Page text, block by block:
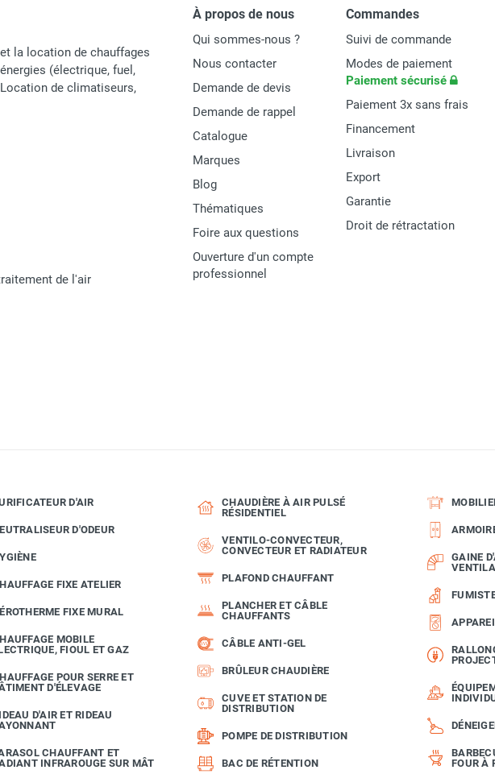
la location de chauffages
(électrique, fuel,
de climatiseurs,
de l'air
À propos de nous
Qui sommes-nous ?
Nous contacter
Demande de devis
Demande de rappel
Catalogue
Marques
Blog
Thématiques
Foire aux questions
Ouverture d'un compte
professionnel
Commandes
Suivi de commande
Modes de paiement
Paiement sécurisé
Paiement 3x sans frais
Financement
Livraison
Export
Garantie
Droit de rétractation
D'AIR
D'ODEUR
FIXE ATELIER
FIXE MURAL
MOBILE
FIOUL ET GAZ
POUR SERRE ET
D'ÉLEVAGE
D'AIR ET RIDEAU
CHAUFFANT ET
INFRAROUGE SUR MÂT
CHAUDIÈRE À AIR PULSÉ
RÉSIDENTIEL
VENTILO-CONVECTEUR,
CONVECTEUR ET RADIATEUR
PLAFOND CHAUFFANT
PLANCHER ET CÂBLE
CHAUFFANTS
CÂBLE ANTI-GEL
BRÛLEUR CHAUDIÈRE
CUVE ET STATION DE
DISTRIBUTION
POMPE DE DISTRIBUTION
BAC DE RÉTENTION
GAINE
FOUR À